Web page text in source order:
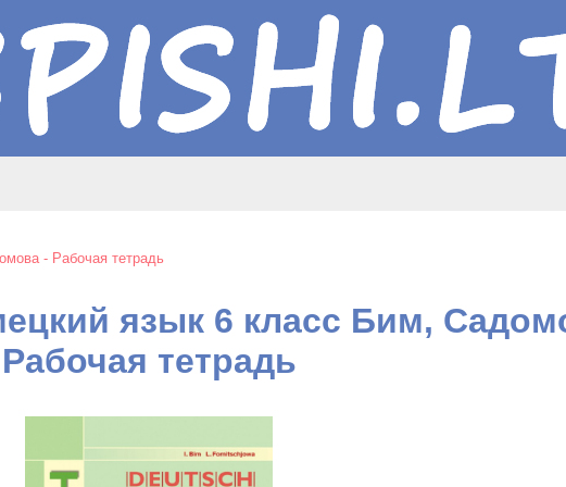
- Рабочая тетрадь
язык 6 класс Бим,
Рабочая тетрадь